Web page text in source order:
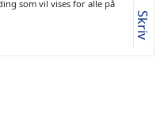
som vil vises for alle på
Skriv